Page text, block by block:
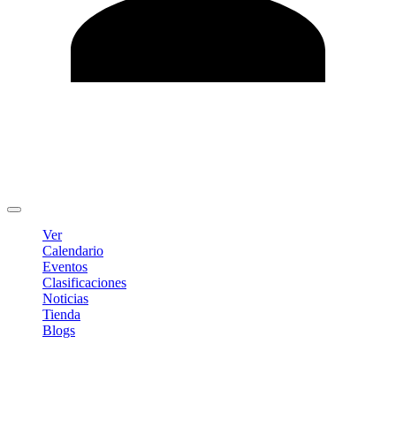
Ver
Calendario
Eventos
Clasificaciones
Noticias
Tienda
Blogs